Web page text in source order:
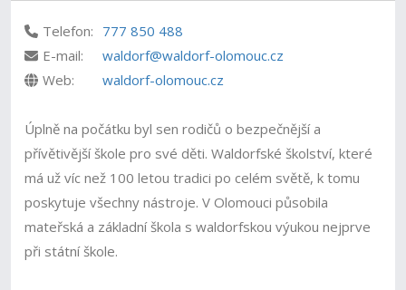
Telefon: 777 850 488
E-mail:
waldorf@waldorf-olomouc.cz
Web:
waldorf-olomouc.cz
Úplně na počátku byl sen rodičů o bezpečnější a
přívětivější škole pro své děti. Waldorfské školství, které
má už víc než 100 letou tradici po celém světě, k tomu
poskytuje všechny nástroje. V Olomouci působila
mateřská a základní škola s waldorfskou výukou nejprve
při státní škole.